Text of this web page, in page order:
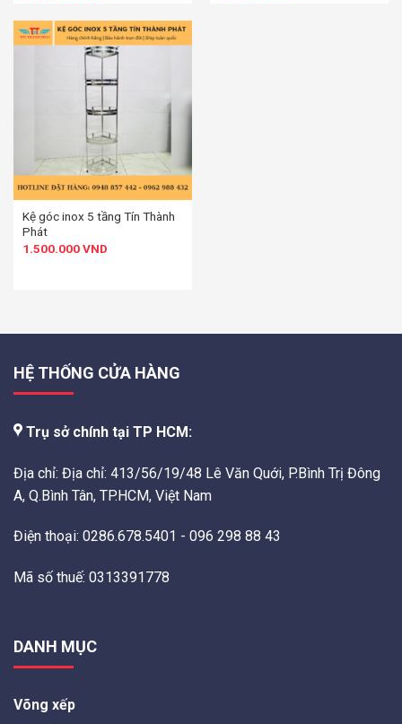
5 sao
Kệ góc inox 5 tầng Tín Thành
Phát
1.500.000VND
HỆ THỐNG CỬA HÀNG
Trụ sở chính tại TP HCM:
Địa chỉ: Địa chỉ: 413/56/19/48 Lê Văn Quới, P.Bình Trị Đông
A, Q.Bình Tân, TP.HCM, Việt Nam
Điện thoại: 0286.678.5401 - 096 298 88 43
Mã số thuế: 0313391778
DANH MỤC
Võng xếp